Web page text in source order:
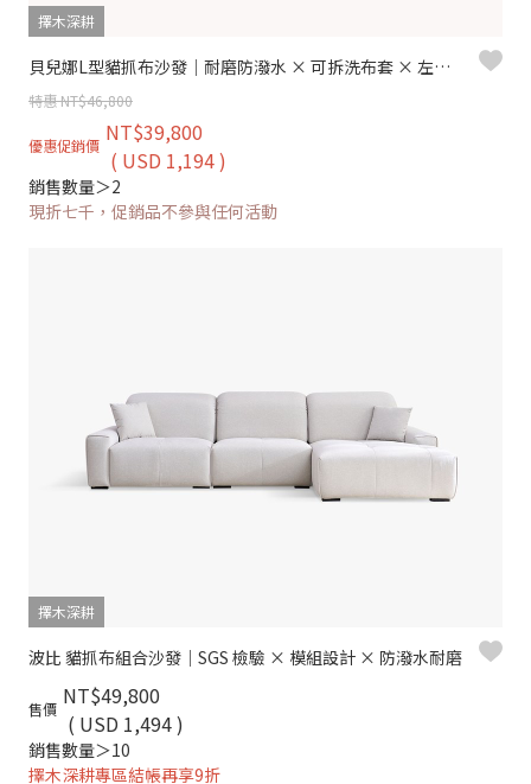
擇木深耕
貝兒娜L型貓抓布沙發｜耐磨防潑水 × 可拆洗布套 × 左右移動腳椅 – 擇木深耕
特惠 NT$46,800
優惠促銷價 NT$39,800
( USD 1,194 )
銷售數量＞2
現折七千，促銷品不參與任何活動
擇木深耕
波比 貓抓布組合沙發｜SGS 檢驗 × 模組設計 × 防潑水耐磨
售價 NT$49,800
( USD 1,494 )
銷售數量＞10
擇木深耕專區結帳再享9折